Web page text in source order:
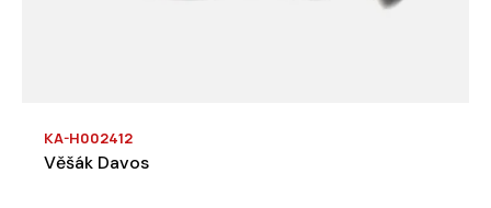
KA-H002412
Věšák Davos